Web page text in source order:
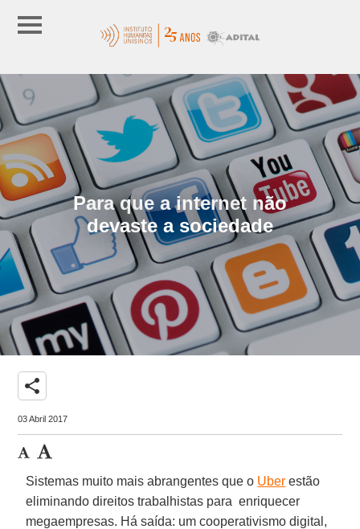
Para que a internet não
devaste a sociedade
share
03 Abril 2017
Sistemas muito mais abrangentes que o Uber estão
eliminando direitos trabalhistas para enriquecer
megaempresas. Há saída: um cooperativismo digital,